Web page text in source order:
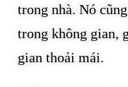
trong nhà. Nó
trong không gian,
gian thoải mái.